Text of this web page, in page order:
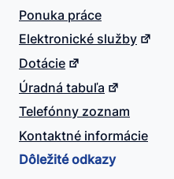
Ponuka práce
Elektronické služby
Dotácie
Úradná tabuľa
Telefónny zoznam
Kontaktné informácie
Dôležité odkazy